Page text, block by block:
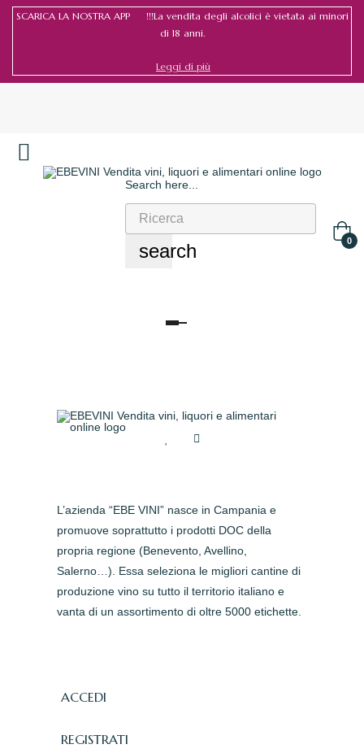
SCARICA LA NOSTRA APP !!!La vendita degli alcolici è vietata ai minori
di 18 anni.
Leggi di più
Search here...
search 0
navigazione
L’azienda “EBE VINI” nasce in Campania e
promuove soprattutto i prodotti DOC della
propria regione (Benevento, Avellino,
Salerno…). Essa seleziona le migliori cantine di
produzione vino su tutto il territorio italiano e
vanta di un assortimento di oltre 5000 etichette.
ACCEDI
REGISTRATI